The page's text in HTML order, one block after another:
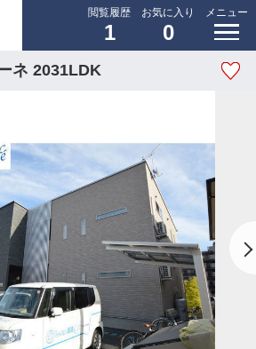
閲覧履歴
1
お気に入り
0
メニュー
ネ 2031LDK